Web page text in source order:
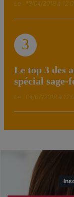
Le : 13/04/2018 à
3
Le top 3 des
spécial sage-
Le : 04/07/2018 à